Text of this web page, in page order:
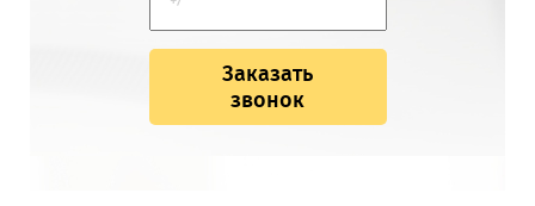
Заказать
звонок